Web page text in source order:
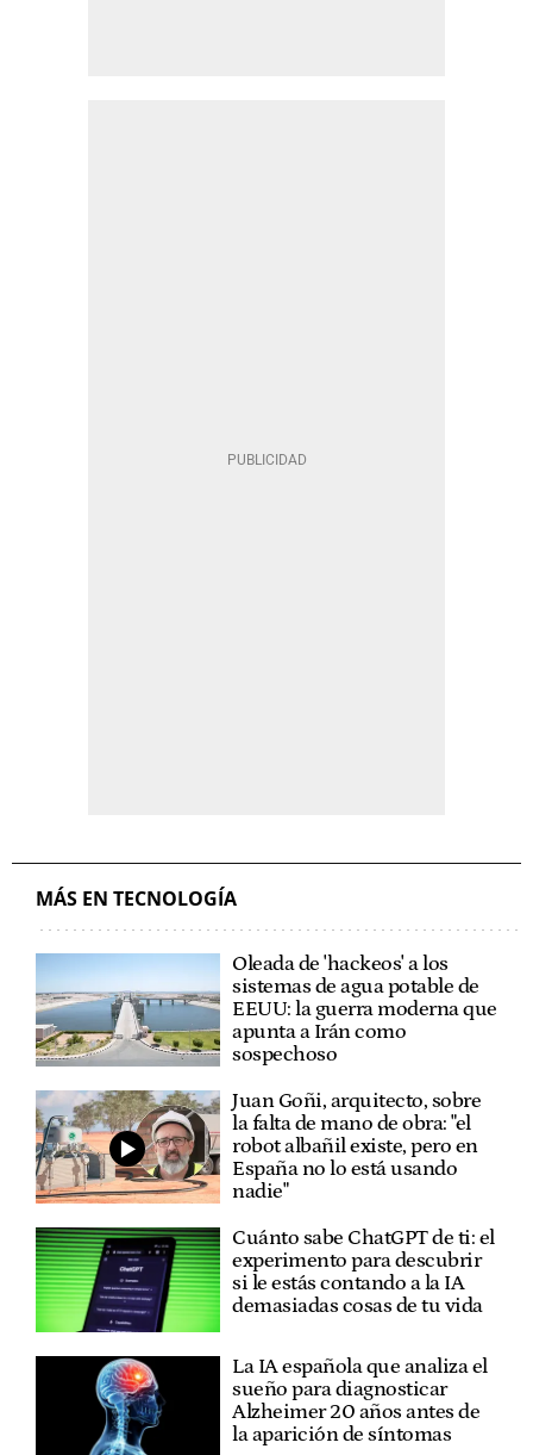
MÁS EN TECNOLOGÍA
Oleada de 'hackeos' a los
sistemas de agua potable de
EEUU: la guerra moderna que
apunta a Irán como
sospechoso
Juan Goñi, arquitecto, sobre
la falta de mano de obra: "el
robot albañil existe, pero en
España no lo está usando
nadie"
Cuánto sabe ChatGPT de ti: el
experimento para descubrir
si le estás contando a la IA
demasiadas cosas de tu vida
La IA española que analiza el
sueño para diagnosticar
Alzheimer 20 años antes de
la aparición de síntomas